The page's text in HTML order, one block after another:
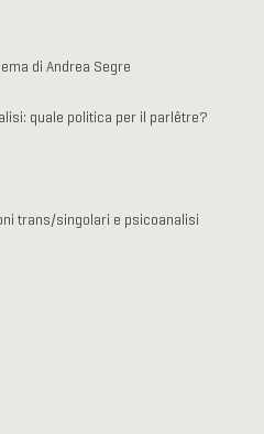
di Andrea Segre
quale politica per il parlêtre?
trans/singolari e psicoanalisi